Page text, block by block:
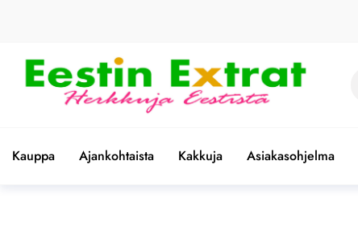
content
Extrat –
Virolaiset
Kauppa Ajankohtaista Kakkuja Asiakasohjelma